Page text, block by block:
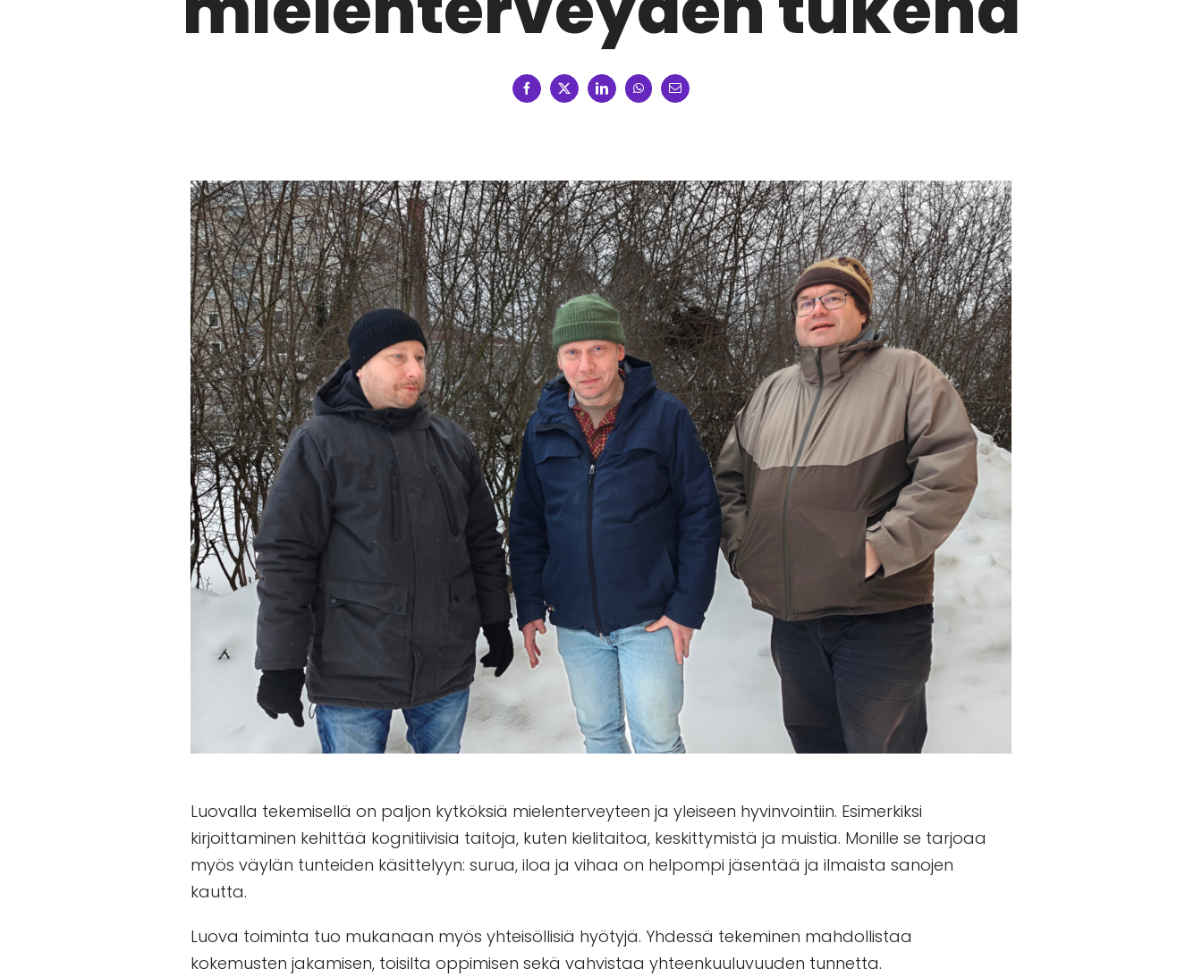
Luovalla tekemisellä on paljon kytköksiä mielenterveyteen ja yleiseen hyvinvointiin. Esimerkiksi
kirjoittaminen kehittää kognitiivisia taitoja, kuten kielitaitoa, keskittymistä ja muistia. Monille se tarjoaa
myös väylän tunteiden käsittelyyn: surua, iloa ja vihaa on helpompi jäsentää ja ilmaista sanojen
kautta.
Luova toiminta tuo mukanaan myös yhteisöllisiä hyötyjä. Yhdessä tekeminen mahdollistaa
kokemusten jakamisen, toisilta oppimisen sekä vahvistaa yhteenkuuluvuuden tunnetta.